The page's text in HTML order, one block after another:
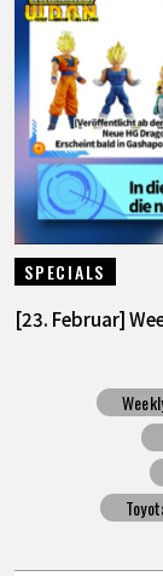
SPECIALS
[23. Februar]